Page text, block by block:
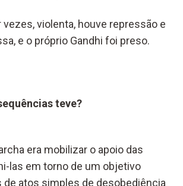
vezes, violenta, houve repressão e
e o próprio Gandhi foi preso.
teve?
era mobilizar o apoio das
las em torno de um objetivo
de atos simples de desobediência